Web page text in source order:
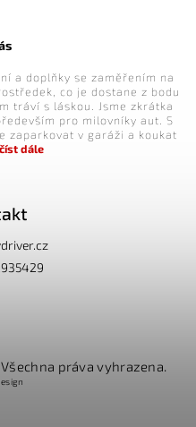
a doplňky se zaměřením na
co je dostane z bodu
tráví s láskou. Jsme zkrátka
pro milovníky aut. S
zaparkovat v garáži a koukat
číst dále
Všechna práva vyhrazena.